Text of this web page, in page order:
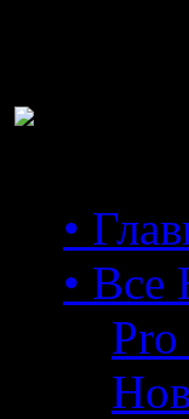
•
• Все